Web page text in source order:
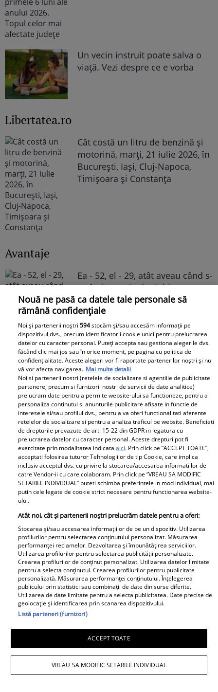
Un vecin instruit poate salva o
viață. Vezi despre ce e vorba
Libertatea.ro
Cât costă un litru de benzină și
motorină, marți, 21 iulie 2026, în
București, Iași, Cluj-Napoca,
Timișoara și Constanța
Avantaje
Ea - 52, el - 29, atât aveau când s-
au îndrăgostit, dar iubirea nu a
rezistat. La 6 luni de la
despărțirea de Octavian Ene, uite
cum a răspuns Daniela Nane la
o întrebare incomodă! ȘAH MAT!
Cabral rupe tăcerea după
divorțul de Andreea Ibacka. „Nu
mi-a convenit să spun asta cu
voce tare. M-a afectat”
Elle
O mai ții minte pe Janine Sârbu?
Cum arată și cu ce se ocupă
acum fosta soție a lui Adrian
Sârbu și unul dintre cele mai
apreciate modele din anii 90. A
fost decorată recent de
Ministerul Culturii din Franța.
Foto
Nouă ne pasă ca datele tale personale să
rămână confidențiale
Noi și partenerii noștri594stocăm și/sau accesăm informații pe
dispozitivul dvs., precum identificatorii cookie unici pentru prelucrarea
datelor cu caracter personal. Puteți accepta sau gestiona alegerile dvs.
făcând clic mai jos sau în orice moment, pe pagina cu politica de
confidențialitate. Aceste alegeri vor fi raportate partenerilor noștri și nu
vă vor afecta navigarea. Mai multe detalii
Noi si partenerii nostri (retelele de socializare si agentiile de publicitate
partenere, precum si furnizorii nostri de servicii de date analitice)
prelucram date pentru a permite website-ului sa functioneze, pentru a
personaliza continutul si anunturile publicitare afisate in functie de
interesele si/sau profilul dvs., pentru a va oferi functionalitati aferente
retelelor de socializare si pentru a analiza traficul pe website. Beneficiati
de drepturile prevazute de art. 15-22 din GDPR in legatura cu
prelucrarea datelor cu caracter personal. Aceste drepturi pot fi
exercitate prin modalitatea indicataaici. Prin click pe “ACCEPT TOATE”,
acceptati folosirea tuturor Tehnologiilor de tip Cookie, care implica
inclusiv acceptul dvs. cu privire la stocarea/accesarea informatiilor de
catre Vendor-ii cu care colaboram. Prin click pe “VREAU SA MODIFIC
SETARILE INDIVIDUAL” puteti schimba preferintele in mod individual, mai
putin cele legate de cookie strict necesare pentru functionarea website-
ului.
Atât noi, cât și partenerii noștri prelucrăm datele pentru a oferi:
Stocarea și/sau accesarea informațiilor de pe un dispozitiv. Utilizarea
profilurilor pentru selectarea conținutului personalizat. Măsurarea
performanței reclamelor. Dezvoltarea și îmbunătățirea serviciilor.
Utilizarea profilurilor pentru selectarea publicității personalizate.
Crearea profilurilor de conținut personalizat. Utilizarea datelor limitate
pentru a selecta conținutul. Crearea profilurilor pentru publicitate
personalizată. Măsurarea performanței conținutului. Înțelegerea
publicului prin statistici sau combinații de date din surse diferite.
Utilizarea de date limitate pentru a selecta publicitatea. Date precise de
geolocație și identificarea prin scanarea dispozitivului.
Listă parteneri (furnizori)
ACCEPT TOATE
VREAU SA MODIFIC SETARILE INDIVIDUAL